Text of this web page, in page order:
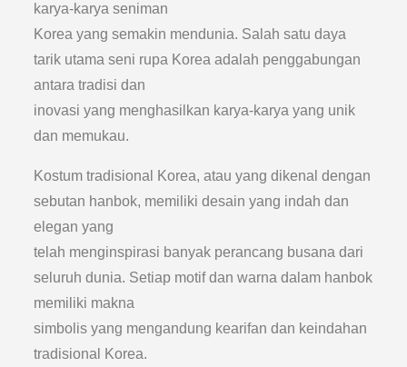
karya-karya seniman
Korea yang semakin mendunia. Salah satu daya
tarik utama seni rupa Korea adalah penggabungan
antara tradisi dan
inovasi yang menghasilkan karya-karya yang unik
dan memukau.
Kostum tradisional Korea, atau yang dikenal dengan
sebutan hanbok, memiliki desain yang indah dan
elegan yang
telah menginspirasi banyak perancang busana dari
seluruh dunia. Setiap motif dan warna dalam hanbok
memiliki makna
simbolis yang mengandung kearifan dan keindahan
tradisional Korea.